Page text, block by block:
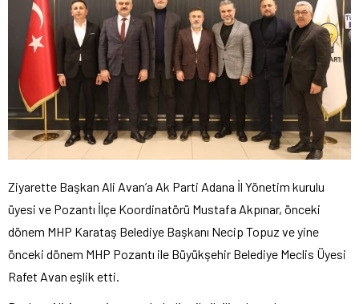
Ziyarette Başkan Ali Avan’a Ak Parti Adana İl Yönetim kurulu
üyesi ve Pozantı İlçe Koordinatörü Mustafa Akpınar, önceki
dönem MHP Karataş Belediye Başkanı Necip Topuz ve yine
önceki dönem MHP Pozantı ile Büyükşehir Belediye Meclis Üyesi
Rafet Avan eşlik etti.